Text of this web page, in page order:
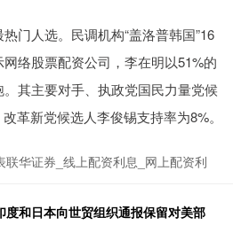
门人选。民调机构“盖洛普韩国”16
络股票配资公司，李在明以51%的
其主要对手、执政党国民力量党候
革新党候选人李俊锡支持率为8%。
华证券_线上配资利息_网上配资利
度和日本向世贸组织通报保留对美部